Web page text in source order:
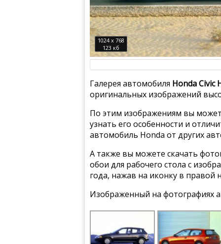
1024 x 768
123 кб
Галерея автомобиля Honda Civic
оригинальных изображений
По этим изображениям вы
узнать его особенности и
автомобиль Honda от других
А также вы можете скачать
обои для рабочего стола с
года, нажав на иконку в правой
Изображенный на фотографиях